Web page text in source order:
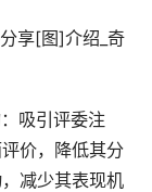
享[图]介绍_奇
吸引评委注
价，降低其分
减少其表现机